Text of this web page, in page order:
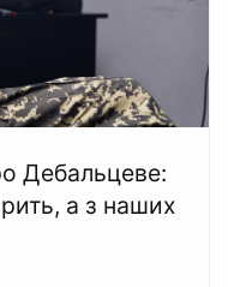
Дебальцеве:
а з наших